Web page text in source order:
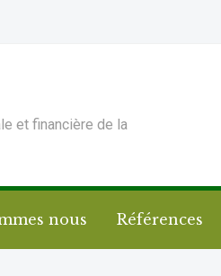
et financière de la
nous Références